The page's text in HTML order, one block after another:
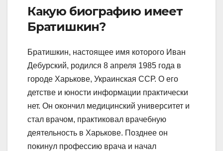
Какую биографию имеет
Братишкин?
Братишкин, настоящее имя которого Иван
Дебурский, родился 8 апреля 1985 года в
городе Харькове, Украинская ССР. О его
детстве и юности информации практически
нет. Он окончил медицинский университет и
стал врачом, практиковал врачебную
деятельность в Харькове. Позднее он
покинул профессию врача и начал